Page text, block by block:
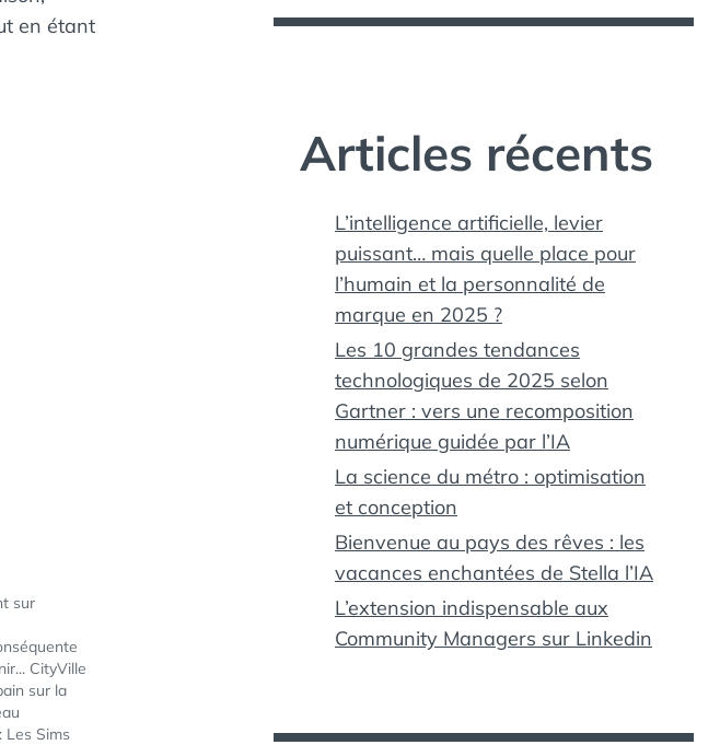
en étant
sur
CityVille
sur la
Les Sims
Articles récents
L’intelligence artificielle, levier
puissant… mais quelle place pour
l’humain et la personnalité de
marque en 2025 ?
Les 10 grandes tendances
technologiques de 2025 selon
Gartner : vers une recomposition
numérique guidée par l’IA
La science du métro : optimisation
et conception
Bienvenue au pays des rêves : les
vacances enchantées de Stella l’IA
L’extension indispensable aux
Community Managers sur Linkedin